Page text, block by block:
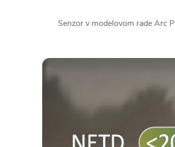
Senzor v modelovom rade Arc